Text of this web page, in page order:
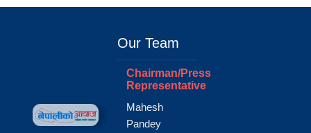
Our Team
Chairman/Press
Representative
Mahesh
Pandey